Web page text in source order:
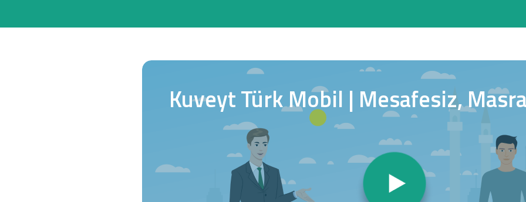
Araç Finansmanı Tarım Finansmanı
Yatırım
Kuveyt Türk Mobil | Mesafesiz,